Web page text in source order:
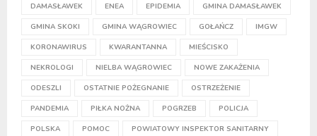
DAMASŁAWEK ENEA EPIDEMIA GMINA DAMASŁAWEK
GMINA SKOKI GMINA WĄGROWIEC GOŁAŃCZ IMGW
KORONAWIRUS KWARANTANNA MIEŚCISKO
NEKROLOGI NIELBA WĄGROWIEC NOWE ZAKAŻENIA
ODESZLI OSTATNIE POŻEGNANIE OSTRZEŻENIE
PANDEMIA PIŁKA NOŻNA POGRZEB POLICJA
POLSKA POMOC POWIATOWY INSPEKTOR SANITARNY